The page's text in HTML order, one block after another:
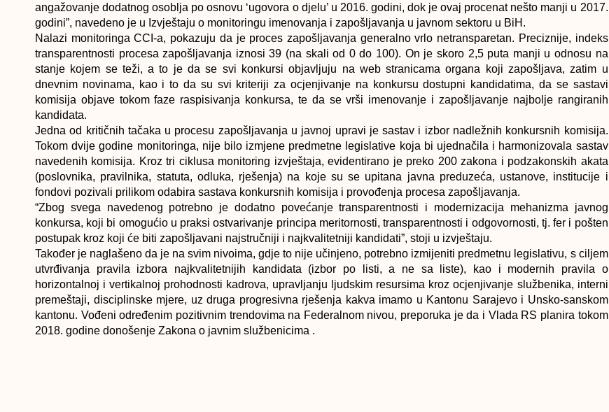
angažovanje dodatnog osoblja po osnovu ‘ugovora o djelu’ u 2016. godini, dok je ovaj procenat nešto manji u 2017.
godini”, navedeno je u Izvještaju o monitoringu imenovanja i zapošljavanja u javnom sektoru u BiH.
Nalazi monitoringa CCI-a, pokazuju da je proces zapošljavanja generalno vrlo netransparetan. Preciznije, indeks
transparentnosti procesa zapošljavanja iznosi 39 (na skali od 0 do 100). On je skoro 2,5 puta manji u odnosu na
stanje kojem se teži, a to je da se svi konkursi objavljuju na web stranicama organa koji zapošljava, zatim u
dnevnim novinama, kao i to da su svi kriteriji za ocjenjivanje na konkursu dostupni kandidatima, da se sastavi
komisija objave tokom faze raspisivanja konkursa, te da se vrši imenovanje i zapošljavanje najbolje rangiranih
kandidata.
Jedna od kritičnih tačaka u procesu zapošljavanja u javnoj upravi je sastav i izbor nadležnih konkursnih komisija.
Tokom dvije godine monitoringa, nije bilo izmjene predmetne legislative koja bi ujednačila i harmonizovala sastav
navedenih komisija. Kroz tri ciklusa monitoring izvještaja, evidentirano je preko 200 zakona i podzakonskih akata
(poslovnika, pravilnika, statuta, odluka, rješenja) na koje su se upitana javna preduzeća, ustanove, institucije i
fondovi pozivali prilikom odabira sastava konkursnih komisija i provođenja procesa zapošljavanja.
“Zbog svega navedenog potrebno je dodatno povećanje transparentnosti i modernizacija mehanizma javnog
konkursa, koji bi omogućio u praksi ostvarivanje principa meritornosti, transparentnosti i odgovornosti, tj. fer i pošten
postupak kroz koji će biti zapošljavani najstručniji i najkvalitetniji kandidati”, stoji u izvještaju.
Također je naglašeno da je na svim nivoima, gdje to nije učinjeno, potrebno izmijeniti predmetnu legislativu, s ciljem
utvrđivanja pravila izbora najkvalitetnijih kandidata (izbor po listi, a ne sa liste), kao i modernih pravila o
horizontalnoj i vertikalnoj prohodnosti kadrova, upravljanju ljudskim resursima kroz ocjenjivanje službenika, interni
premeštaji, disciplinske mjere, uz druga progresivna rješenja kakva imamo u Kantonu Sarajevo i Unsko-sanskom
kantonu. Vođeni određenim pozitivnim trendovima na Federalnom nivou, preporuka je da i Vlada RS planira tokom
2018. godine donošenje Zakona o javnim službenicima .